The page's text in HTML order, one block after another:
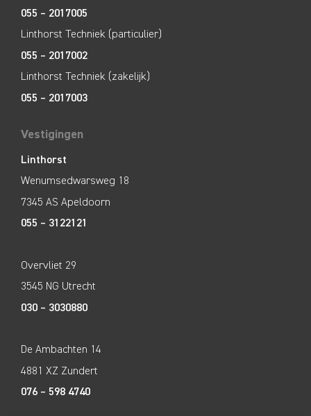
055 – 2017005
Linthorst Techniek (particulier)
055 – 2017002
Linthorst Techniek (zakelijk)
055 – 2017003
Vestigingen
Linthorst
Wenumsedwarsweg 18
7345 AS Apeldoorn
055 – 3122121
Overvliet 29
3545 NG Utrecht
030 – 3030880
De Ambachten 14
4881 XZ Zundert
076 – 598 4740